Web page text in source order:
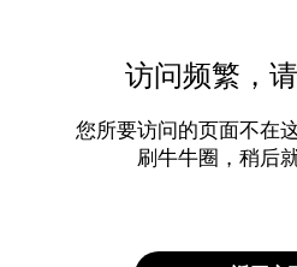
访问频繁，
您所要访问的页面不在
刷牛牛圈，稍后